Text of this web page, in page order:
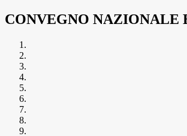
CONVEGNO NAZIONALE